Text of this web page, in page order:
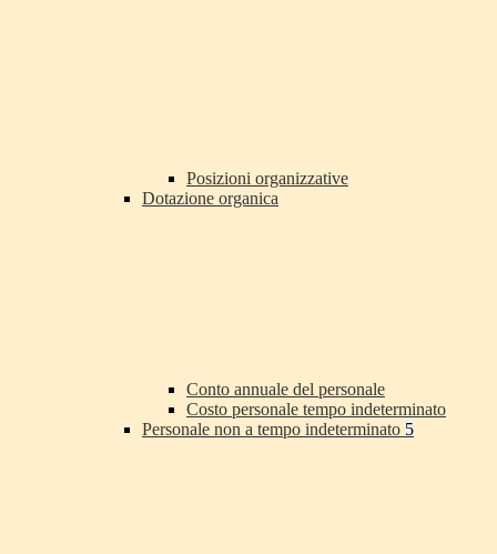
Posizioni organizzative
Dotazione organica
Conto annuale del personale
Costo personale tempo indeterminato
Personale non a tempo indeterminato 5